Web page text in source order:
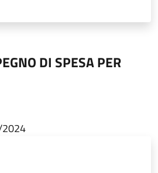
DI SPESA PER